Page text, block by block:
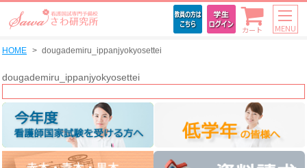
カート MENU
HOME dougademiru_ippanjyokyosettei
dougademiru_ippanjyokyosettei